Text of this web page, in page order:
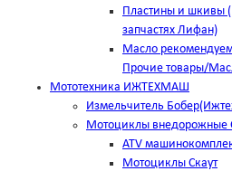
Пластины и шкивы
запчастях Лифан)
Масло
Прочие товары/
Мототехника ИЖТЕХМАШ
Измельчитель
Мотоциклы внедорожные
ATV
Мотоциклы Скаут